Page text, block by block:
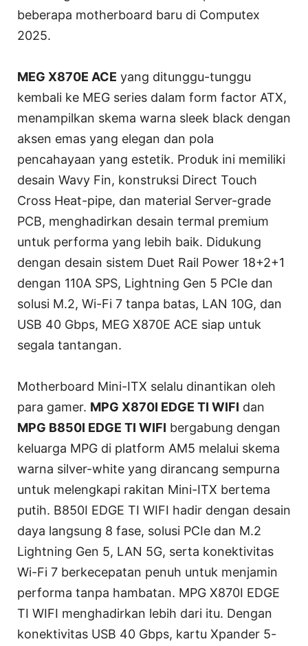
beberapa motherboard baru di Computex
2025.
MEG X870E ACE yang ditunggu-tunggu
kembali ke MEG series dalam form factor ATX,
menampilkan skema warna sleek black dengan
aksen emas yang elegan dan pola
pencahayaan yang estetik. Produk ini memiliki
desain Wavy Fin, konstruksi Direct Touch
Cross Heat-pipe, dan material Server-grade
PCB, menghadirkan desain termal premium
untuk performa yang lebih baik. Didukung
dengan desain sistem Duet Rail Power 18+2+1
dengan 110A SPS, Lightning Gen 5 PCIe dan
solusi M.2, Wi-Fi 7 tanpa batas, LAN 10G, dan
USB 40 Gbps, MEG X870E ACE siap untuk
segala tantangan.
Motherboard Mini-ITX selalu dinantikan oleh
para gamer. MPG X870I EDGE TI WIFI dan
MPG B850I EDGE TI WIFI bergabung dengan
keluarga MPG di platform AM5 melalui skema
warna silver-white yang dirancang sempurna
untuk melengkapi rakitan Mini-ITX bertema
putih. B850I EDGE TI WIFI hadir dengan desain
daya langsung 8 fase, solusi PCIe dan M.2
Lightning Gen 5, LAN 5G, serta konektivitas
Wi-Fi 7 berkecepatan penuh untuk menjamin
performa tanpa hambatan. MPG X870I EDGE
TI WIFI menghadirkan lebih dari itu. Dengan
konektivitas USB 40 Gbps, kartu Xpander 5-